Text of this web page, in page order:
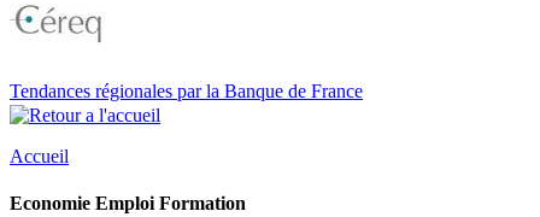
Tendances régionales par la Banque de France
Accueil
Economie Emploi Formation